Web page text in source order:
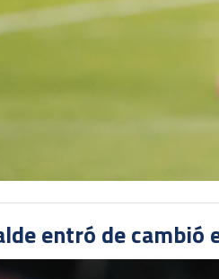
entró de cambió